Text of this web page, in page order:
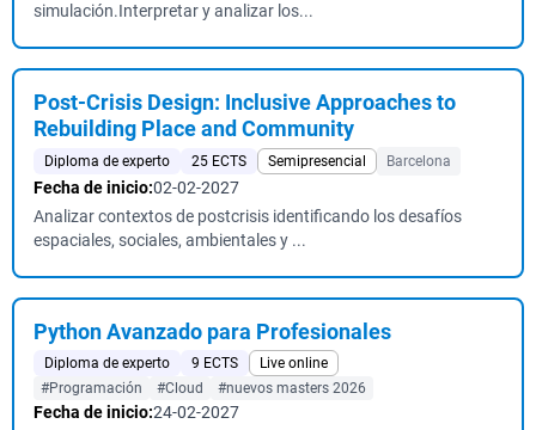
simulación.Interpretar y analizar los...
Post-Crisis Design: Inclusive Approaches to
Rebuilding Place and Community
Diploma de experto 25 ECTS Semipresencial Barcelona
Fecha de inicio:02-02-2027
Analizar contextos de postcrisis identificando los desafíos
espaciales, sociales, ambientales y ...
Python Avanzado para Profesionales
Diploma de experto 9 ECTS
Live online
#Programación
#Cloud #nuevos masters 2026
Fecha de inicio:24-02-2027